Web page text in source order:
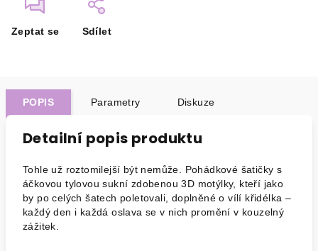
Zeptat se Sdílet
POPIS Parametry Diskuze
Detailní popis produktu
Tohle už roztomilejší být nemůže. Pohádkové šatičky s
áčkovou tylovou sukní zdobenou 3D motýlky, kteří jako
by po celých šatech poletovali, doplněné o vílí křidélka –
každý den i každá oslava se v nich promění v kouzelný
zážitek.